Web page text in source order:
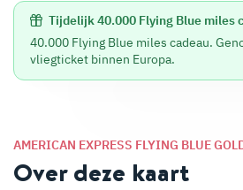
AMERICAN EXPRESS FLYING BLUE
Over deze kaart
Tijdelijk 40.000 Flying Blue miles
40.000 Flying Blue miles cadeau.
vliegticket binnen Europa.